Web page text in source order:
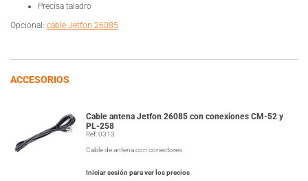
Precisa taladro
Opcional: cable Jetfon 26085
ACCESORIOS
Cable antena Jetfon 26085 con conexiones CM-52 y
PL-258
Ref: 0313
Cable de antena con conectores
Iniciar sesión para ver los precios